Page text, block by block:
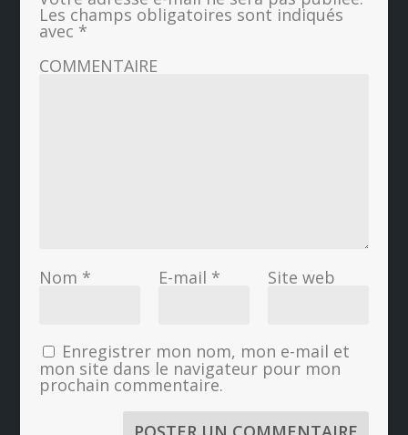
Les champs obligatoires sont indiqués
avec *
COMMENTAIRE
Nom * E-mail * Site web
Enregistrer mon nom, mon e-mail et
mon site dans le navigateur pour mon
prochain commentaire.